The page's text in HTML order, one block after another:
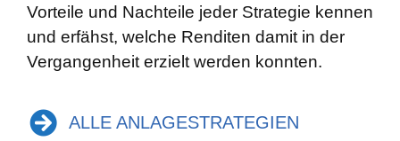
Vorteile und Nachteile jeder Strategie kennen
und erfähst, welche Renditen damit in der
Vergangenheit erzielt werden konnten.
ALLE ANLAGESTRATEGIEN